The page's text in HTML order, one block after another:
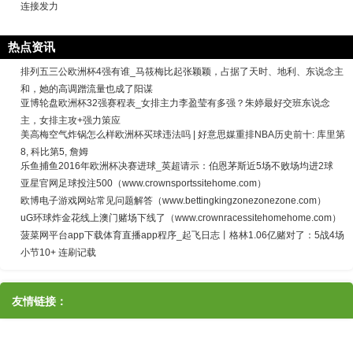
连接发力
热点资讯
排列五三公欧洲杯4强有谁_马筱梅比起张颖颖，占据了天时、地利、东说念主
和，她的高调蹭流量也成了阳谋
亚博轮盘欧洲杯32强赛程表_女排主力李盈莹有多强？朱婷最好交班东说念
主，女排主攻+强力策应
美高梅空气炸锅怎么样欧洲杯买球违法吗 | 好意思媒重排NBA历史前十: 库里第
8, 科比第5, 詹姆
乐鱼捕鱼2016年欧洲杯决赛进球_英超请示：伯恩茅斯近5场不败场均进2球
亚星官网足球投注500（www.crownsportssitehome.com）
欧博电子游戏网站常见问题解答（www.bettingkingzonezonezone.com）
uG环球炸金花线上澳门赌场下线了（www.crownracessitehomehome.com）
菠菜网平台app下载体育直播app程序_起飞日志丨格林1.06亿赌对了：5战4场
小节10+ 连刷记载
友情链接：